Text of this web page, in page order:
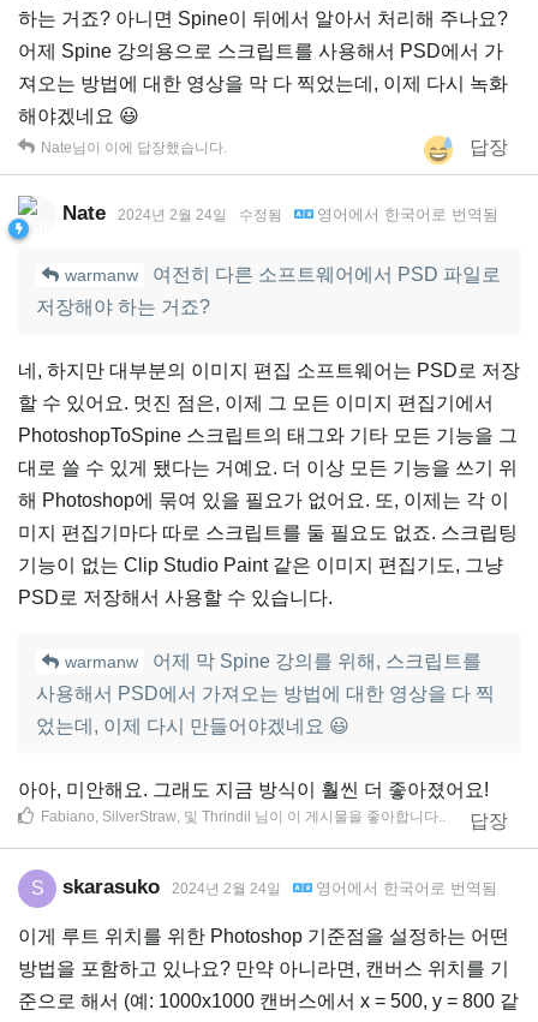
하는 거죠? 아니면 Spine이 뒤에서 알아서 처리해 주나요?
어제 Spine 강의용으로 스크립트를 사용해서 PSD에서 가
져오는 방법에 대한 영상을 막 다 찍었는데, 이제 다시 녹화
해야겠네요 😃
답장
Nate님이 이에 답장했습니다.
Nate 2024년 2월 24일 수정됨 영어 에서 한국어 로 번역됨
warmanw
여전히 다른 소프트웨어에서 PSD 파일로
저장해야 하는 거죠?
네, 하지만 대부분의 이미지 편집 소프트웨어는 PSD로 저장
할 수 있어요. 멋진 점은, 이제 그 모든 이미지 편집기에서
PhotoshopToSpine 스크립트의 태그와 기타 모든 기능을 그
대로 쓸 수 있게 됐다는 거예요. 더 이상 모든 기능을 쓰기 위
해 Photoshop에 묶여 있을 필요가 없어요. 또, 이제는 각 이
미지 편집기마다 따로 스크립트를 둘 필요도 없죠. 스크립팅
기능이 없는 Clip Studio Paint 같은 이미지 편집기도, 그냥
PSD로 저장해서 사용할 수 있습니다.
warmanw
어제 막 Spine 강의를 위해, 스크립트를
사용해서 PSD에서 가져오는 방법에 대한 영상을 다 찍
었는데, 이제 다시 만들어야겠네요 😃
아아, 미안해요. 그래도 지금 방식이 훨씬 더 좋아졌어요!
답장
Fabiano, SilverStraw, 및 Thrindil 님이 이 게시물을 좋아합니다..
S skarasuko 2024년 2월 24일 영어 에서 한국어 로 번역됨
이게 루트 위치를 위한 Photoshop 기준점을 설정하는 어떤
방법을 포함하고 있나요? 만약 아니라면, 캔버스 위치를 기
준으로 해서 (예: 1000x1000 캔버스에서 x = 500, y = 800 같